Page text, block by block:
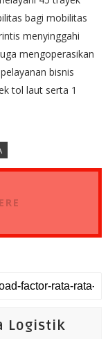
bagi mobilitas
menyinggahi
mengoperasikan
bisnis
tol laut serta 1
Logistik